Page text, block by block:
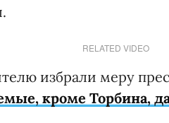
RELATED VIDEO
избрали меру
кроме Торбина,